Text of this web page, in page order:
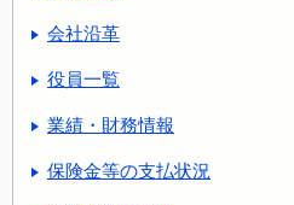
会社沿革
役員一覧
業績・財務情報
保険金等の支払状況